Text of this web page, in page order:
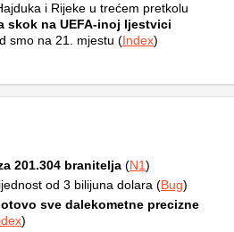
i Rijeke u trećem pretkolu
skok na UEFA-inoj ljestvici
smo na 21. mjestu (Index)
201.304 branitelja (N1)
od 3 bilijuna dolara (Bug)
sve dalekometne precizne
)